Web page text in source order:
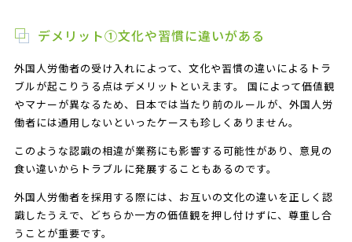
デメリット①文化や習慣に違いがある
外国人労働者の受け入れによって、文化や習慣の違いによるトラ
ブルが起こりうる点はデメリットといえます。 国によって価値観
やマナーが異なるため、日本では当たり前のルールが、外国人労
働者には通用しないといったケースも珍しくありません。
このような認識の相違が業務にも影響する可能性があり、意見の
食い違いからトラブルに発展することもあるのです。
外国人労働者を採用する際には、お互いの文化の違いを正しく認
識したうえで、どちらか一方の価値観を押し付けずに、尊重し合
うことが重要です。